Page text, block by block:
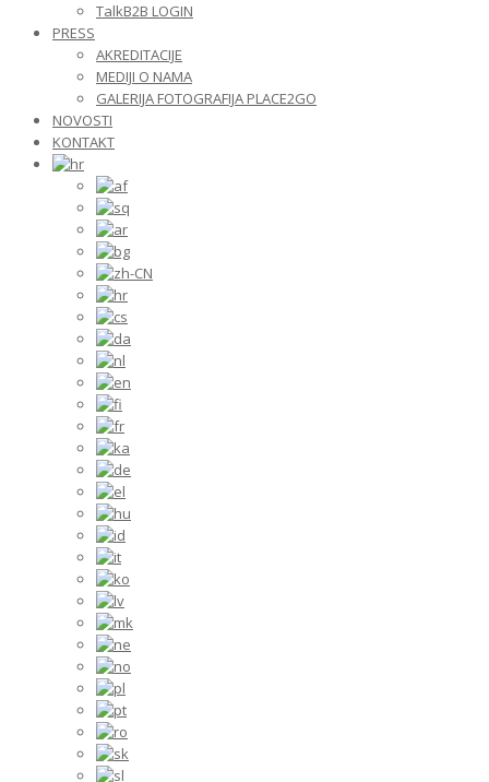
TalkB2B LOGIN
PRESS
AKREDITACIJE
MEDIJI O NAMA
GALERIJA FOTOGRAFIJA PLACE2GO
NOVOSTI
KONTAKT